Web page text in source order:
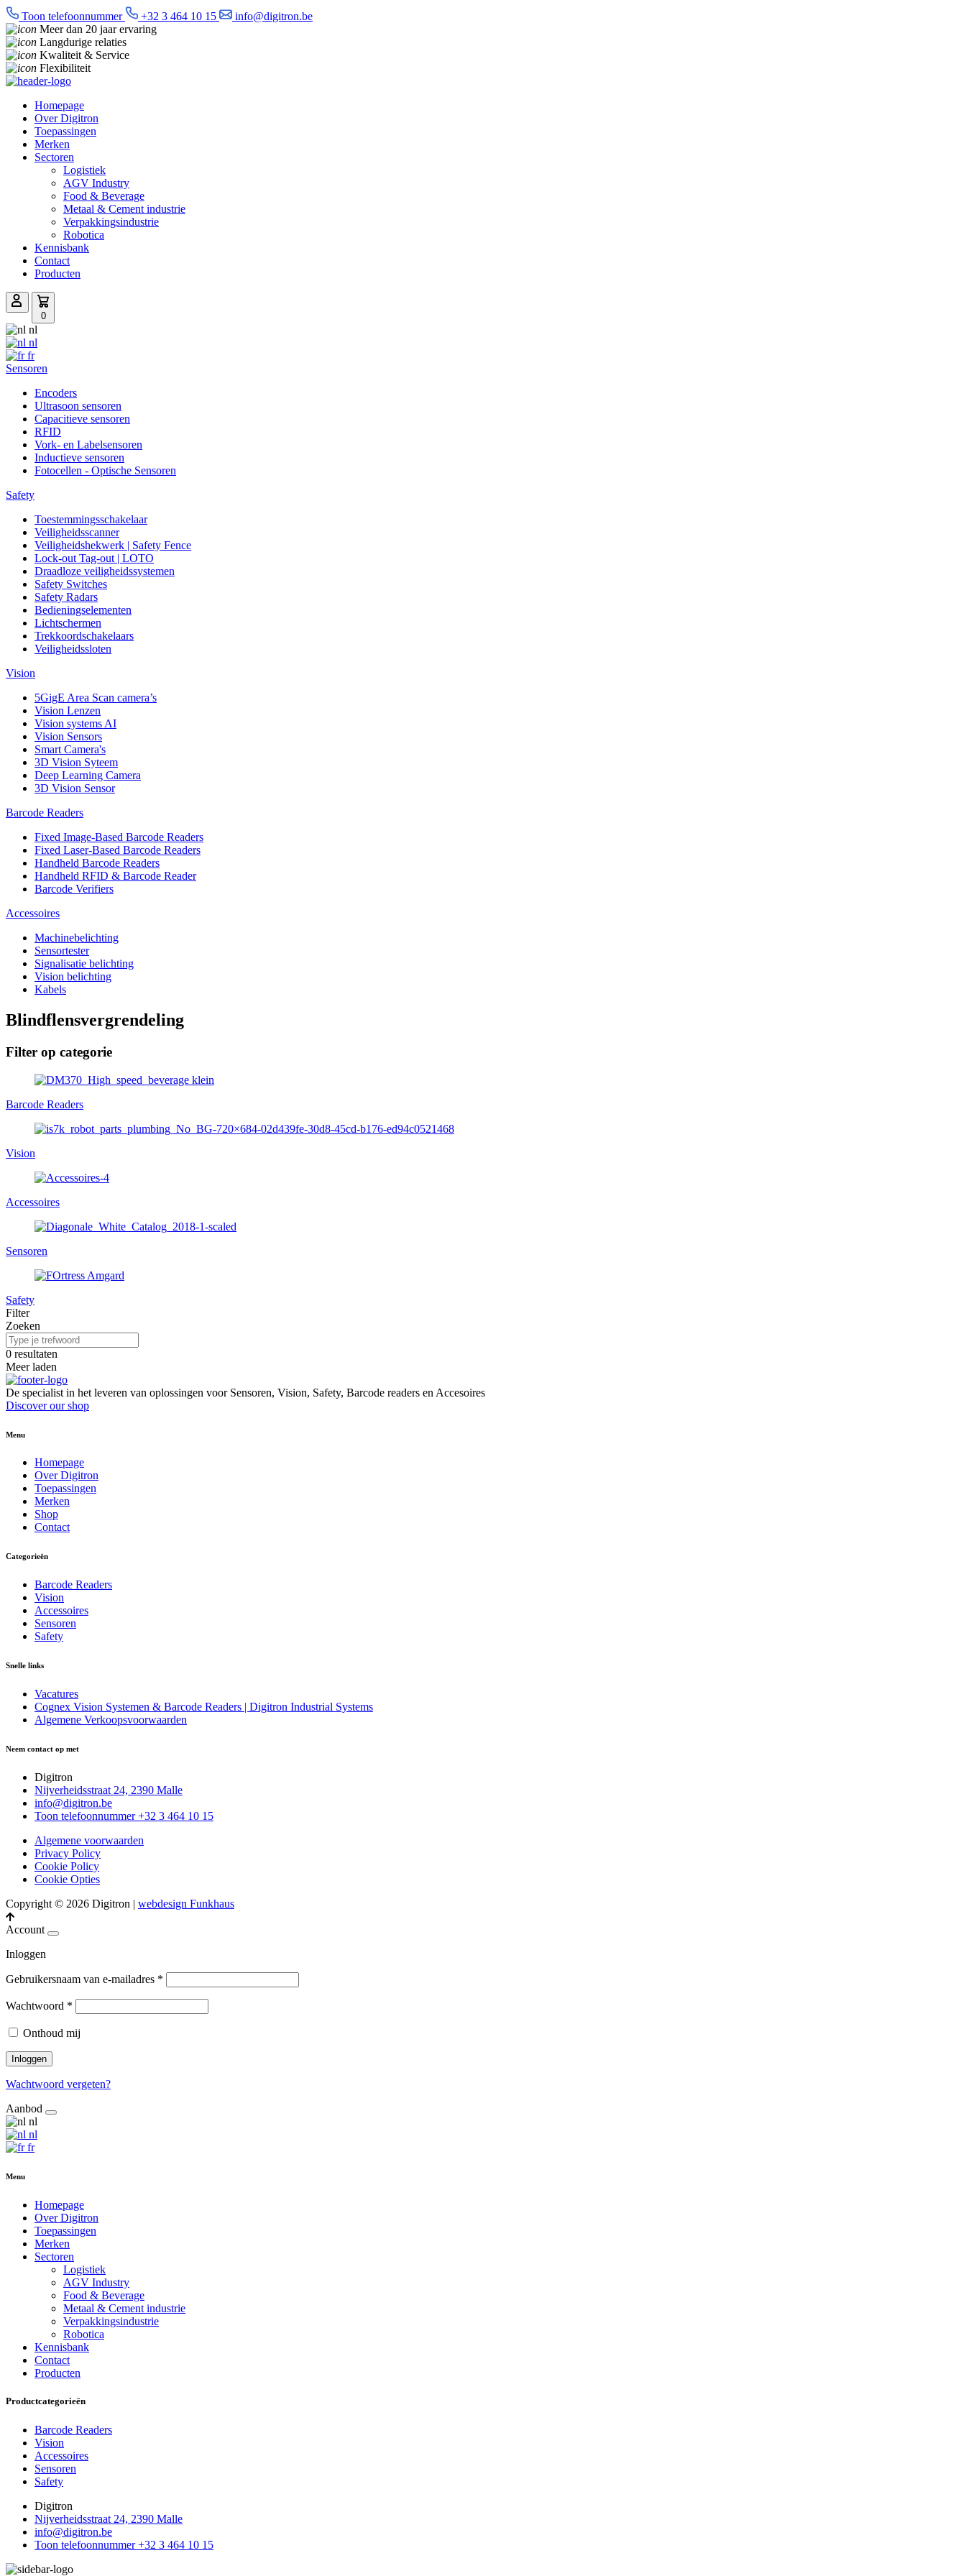
Toon telefoonnummer +32 3 464 10 15
info@digitron.be
Meer dan 20 jaar ervaring
Langdurige relaties
Kwaliteit & Service
Flexibiliteit
Homepage
Over Digitron
Toepassingen
Merken
Sectoren
Logistiek
AGV Industry
Food & Beverage
Metaal & Cement industrie
Verpakkingsindustrie
Robotica
Kennisbank
Contact
Producten
0
nl
nl
fr
Sensoren
Encoders
Ultrasoon sensoren
Capacitieve sensoren
RFID
Vork- en Labelsensoren
Inductieve sensoren
Fotocellen - Optische Sensoren
Safety
Toestemmingsschakelaar
Veiligheidsscanner
Veiligheidshekwerk | Safety Fence
Lock-out Tag-out | LOTO
Draadloze veiligheidssystemen
Safety Switches
Safety Radars
Bedieningselementen
Lichtschermen
Trekkoordschakelaars
Veiligheidssloten
Vision
5GigE Area Scan camera’s
Vision Lenzen
Vision systems AI
Vision Sensors
Smart Camera's
3D Vision Syteem
Deep Learning Camera
3D Vision Sensor
Barcode Readers
Fixed Image-Based Barcode Readers
Fixed Laser-Based Barcode Readers
Handheld Barcode Readers
Handheld RFID & Barcode Reader
Barcode Verifiers
Accessoires
Machinebelichting
Sensortester
Signalisatie belichting
Vision belichting
Kabels
Blindflensvergrendeling
Filter op categorie
Barcode Readers
Vision
Accessoires
Sensoren
Safety
Filter
Zoeken
0 resultaten
Meer laden
De specialist in het leveren van oplossingen voor Sensoren, Vision, Safety, Barcode readers en Accesoires
Discover our shop
Menu
Homepage
Over Digitron
Toepassingen
Merken
Shop
Contact
Categorieën
Barcode Readers
Vision
Accessoires
Sensoren
Safety
Snelle links
Vacatures
Cognex Vision Systemen & Barcode Readers | Digitron Industrial Systems
Algemene Verkoopsvoorwaarden
Neem contact op met
Digitron
Nijverheidsstraat 24, 2390 Malle
info@digitron.be
Toon telefoonnummer+32 3 464 10 15
Algemene voorwaarden
Privacy Policy
Cookie Policy
Cookie Opties
Copyright © 2026 Digitron | webdesign Funkhaus
Account
Inloggen
Gebruikersnaam van e-mailadres *
Wachtwoord *
Onthoud mij
Inloggen
Wachtwoord vergeten?
Aanbod
nl
nl
fr
Menu
Homepage
Over Digitron
Toepassingen
Merken
Sectoren
Logistiek
AGV Industry
Food & Beverage
Metaal & Cement industrie
Verpakkingsindustrie
Robotica
Kennisbank
Contact
Producten
Productcategorieën
Barcode Readers
Vision
Accessoires
Sensoren
Safety
Digitron
Nijverheidsstraat 24, 2390 Malle
info@digitron.be
Toon telefoonnummer+32 3 464 10 15